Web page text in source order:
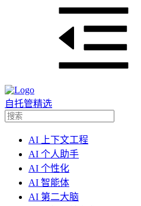
自托管精选
AI 上下文工程
AI 个人助手
AI 个性化
AI 智能体
AI 第二大脑